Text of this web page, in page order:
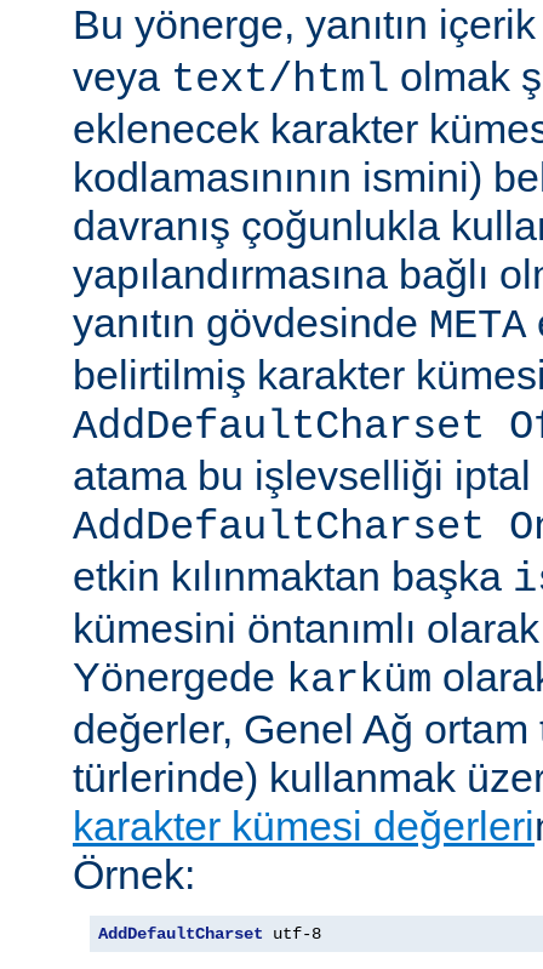
Bu yönerge, yanıtın
veya text/html olmak
eklenecek karakter
kodlamasınının ismini)
davranış çoğunlukla
yapılandırmasına bağlı
yanıtın gövdesinde META
belirtilmiş karakter
AddDefaultCharset
atama bu işlevselliği iptal
AddDefaultCharset
etkin kılınmaktan başka
kümesini öntanımlı
Yönergede karküm
değerler, Genel Ağ
türlerinde) kullanmak
karakter kümesi değerleri
Örnek:
AddDefaultCharset utf-8